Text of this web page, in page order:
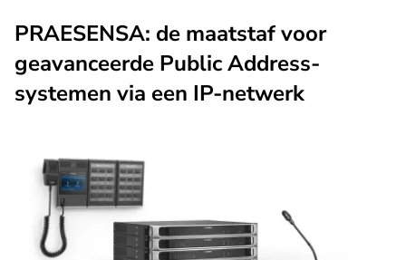
PRAESENSA: de maatstaf voor
geavanceerde Public Address-
systemen via een IP-netwerk